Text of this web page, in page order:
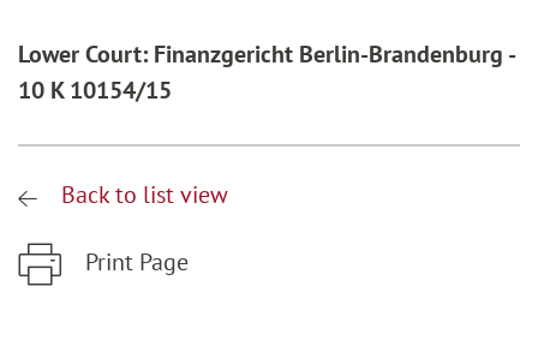
Lower Court: Finanzgericht Berlin-Brandenburg -
10 K 10154/15
Back to list view
Print Page